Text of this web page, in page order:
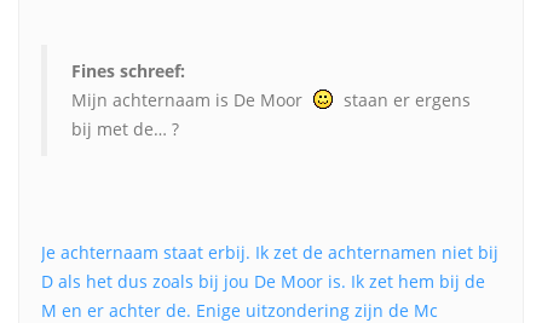
Fines schreef:
Mijn achternaam is De Moor
staan er ergens
bij met de… ?
Je achternaam staat erbij. Ik zet de achternamen niet bij
D als het dus zoals bij jou De Moor is. Ik zet hem bij de
M en er achter de. Enige uitzondering zijn de Mc